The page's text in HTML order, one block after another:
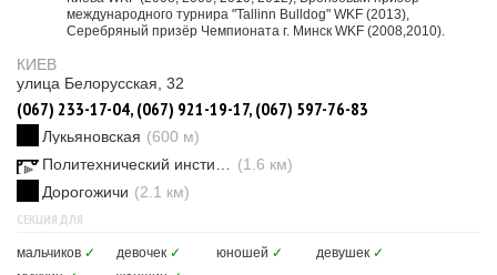
международного турнира "Tallinn Bulldog" WKF (2013),
Cеребряный призёр Чемпионата г. Минск WKF (2008,2010).
КИЕВ
улица Белорусская, 32
(067) 233-17-04, (067) 921-19-17, (067) 597-76-83
Лукьяновская (600 м)
(1.6 км)
Дорогожичи (2.1 км)
СЕКЦИЯ ДЛЯ
мальчиков ✓ девочек ✓ юношей ✓ девушек ✓